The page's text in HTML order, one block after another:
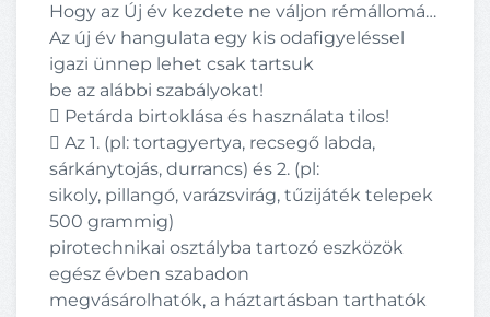
Hogy az Új év kezdete ne váljon rémállomá…
Az új év hangulata egy kis odafigyeléssel
igazi ünnep lehet csak tartsuk
be az alábbi szabályokat!
 Petárda birtoklása és használata tilos!
 Az 1. (pl: tortagyertya, recsegő labda,
sárkánytojás, durrancs) és 2. (pl:
sikoly, pillangó, varázsvirág, tűzijáték telepek
500 grammig)
pirotechnikai osztályba tartozó eszközök
egész évben szabadon
megvásárolhatók, a háztartásban tarthatók